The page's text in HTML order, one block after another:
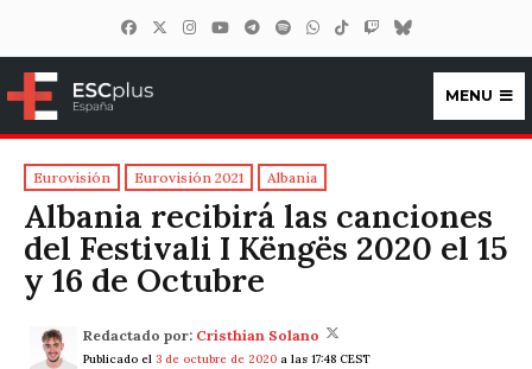
ESCplus España
MENU
Eurovisión Eurovisión 2021 Albania
Albania recibirá las canciones
del Festivali I Këngës 2020 el 15
y 16 de Octubre
Redactado por: Cristhian Solano
Publicado el 3 de octubre de 2020 a las 17:48 CEST